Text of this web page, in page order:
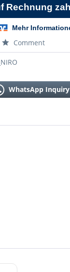
Comment
WhatsApp Inquiry